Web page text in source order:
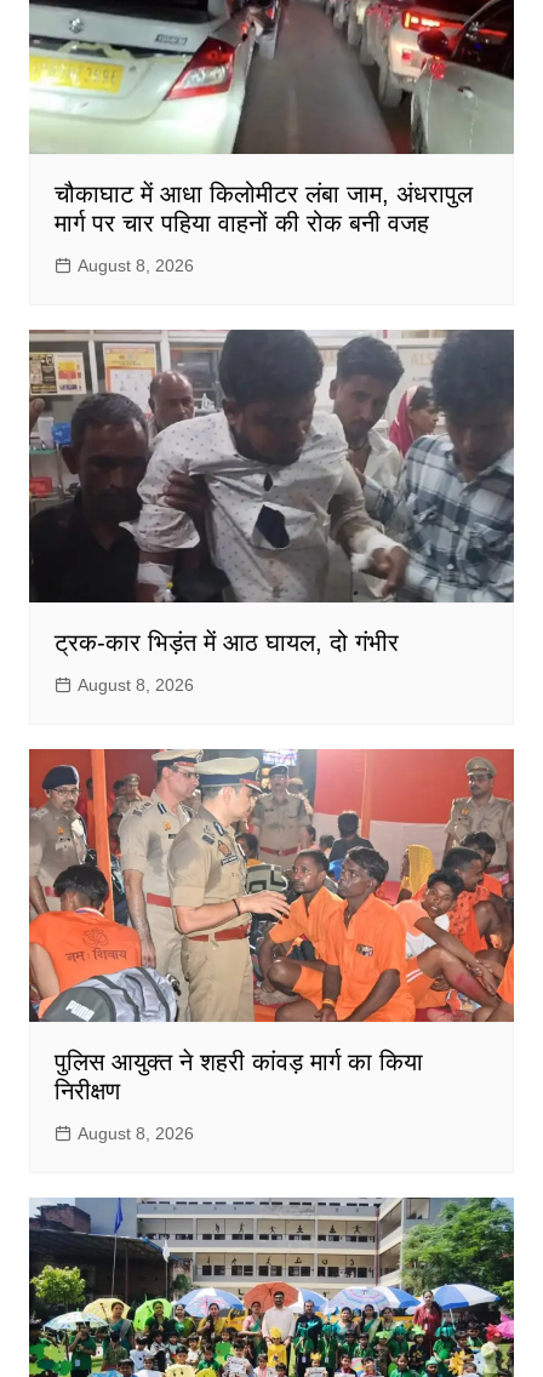
चौकाघाट में आधा किलोमीटर लंबा जाम, अंधरापुल
मार्ग पर चार पहिया वाहनों की रोक बनी वजह
August 8, 2026
ट्रक-कार भिड़ंत में आठ घायल, दो गंभीर
August 8, 2026
पुलिस आयुक्त ने शहरी कांवड़ मार्ग का किया
निरीक्षण
August 8, 2026